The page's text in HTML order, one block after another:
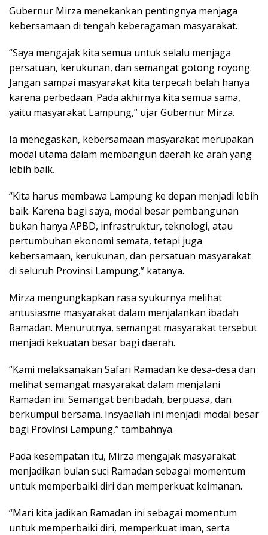
Gubernur Mirza menekankan pentingnya menjaga
kebersamaan di tengah keberagaman masyarakat.
“Saya mengajak kita semua untuk selalu menjaga
persatuan, kerukunan, dan semangat gotong royong.
Jangan sampai masyarakat kita terpecah belah hanya
karena perbedaan. Pada akhirnya kita semua sama,
yaitu masyarakat Lampung,” ujar Gubernur Mirza.
Ia menegaskan, kebersamaan masyarakat merupakan
modal utama dalam membangun daerah ke arah yang
lebih baik.
“Kita harus membawa Lampung ke depan menjadi lebih
baik. Karena bagi saya, modal besar pembangunan
bukan hanya APBD, infrastruktur, teknologi, atau
pertumbuhan ekonomi semata, tetapi juga
kebersamaan, kerukunan, dan persatuan masyarakat
di seluruh Provinsi Lampung,” katanya.
Mirza mengungkapkan rasa syukurnya melihat
antusiasme masyarakat dalam menjalankan ibadah
Ramadan. Menurutnya, semangat masyarakat tersebut
menjadi kekuatan besar bagi daerah.
“Kami melaksanakan Safari Ramadan ke desa-desa dan
melihat semangat masyarakat dalam menjalani
Ramadan ini. Semangat beribadah, berpuasa, dan
berkumpul bersama. Insyaallah ini menjadi modal besar
bagi Provinsi Lampung,” tambahnya.
Pada kesempatan itu, Mirza mengajak masyarakat
menjadikan bulan suci Ramadan sebagai momentum
untuk memperbaiki diri dan memperkuat keimanan.
“Mari kita jadikan Ramadan ini sebagai momentum
untuk memperbaiki diri, memperkuat iman, serta